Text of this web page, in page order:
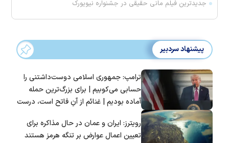
جدیدترین فیلم مانی حقیقی در جشنواره نیویورک
پیشنهاد سردبیر
ترامپ: جمهوری اسلامی دوست‌داشتنی را
حسابی می‌کوبیم | برای بزرگ‌ترین حمله
آماده بودیم | غنائم از آنِ فاتح است، درست
رویترز: ایران و عمان در حال مذاکره برای
تعیین اعمال عوارض بر تنگه هرمز هستند